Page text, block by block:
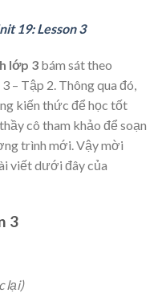
19: Lesson 3
lớp 3 bám sát theo
– Tập 2. Thông qua đó,
kiến thức để học tốt
cô tham khảo để soạn
trình mới. Vậy mời
viết dưới đây của
3
lại)